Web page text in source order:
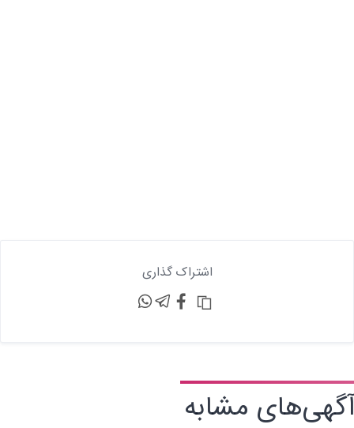
اشتراک گذاری
آگهی‌های مشابه